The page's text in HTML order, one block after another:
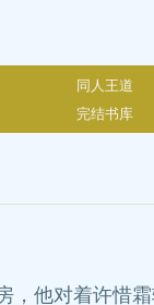
同人王道
完结书库
他对着许惜霜